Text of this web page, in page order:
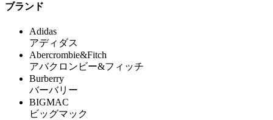
ブランド
Adidas
アディダス
Abercrombie&Fitch
アバクロンビー&フィッチ
Burberry
バーバリー
BIGMAC
ビッグマック